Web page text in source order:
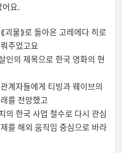
요.
괴물⟫로 돌아온 고레에다 히로
주었고요
인의 제목으로 한국 영화의 현
계자들에게 티빙과 웨이브의
를 전망했고
의 한국 사업 철수로 다시 관심
를 해외 움직임 중심으로 바라